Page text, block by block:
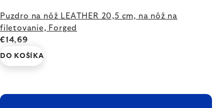
Puzdro na nôž LEATHER 20,5 cm, na nôž na
filetovanie, Forged
€14,69
DO KOŠÍKA
ZÁPÄTIE